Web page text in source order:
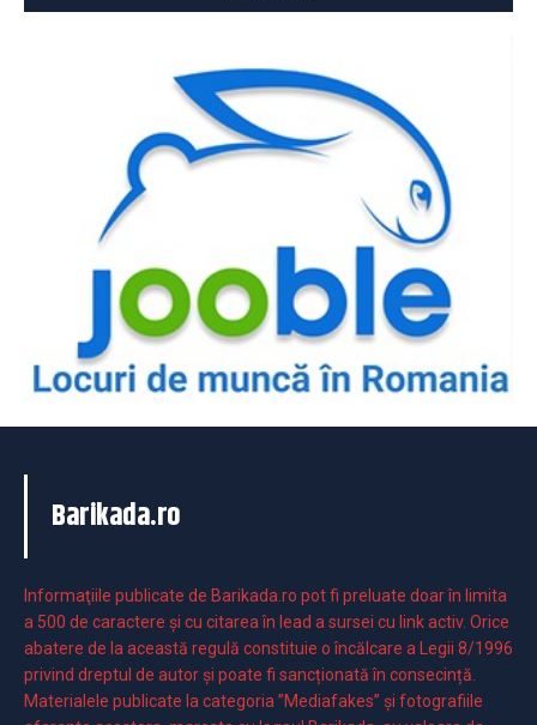
Barikada.ro
Informaţiile publicate de Barikada.ro pot fi preluate doar în limita
a 500 de caractere şi cu citarea în lead a sursei cu link activ. Orice
abatere de la această regulă constituie o încălcare a Legii 8/1996
privind dreptul de autor și poate fi sancționată în consecință.
Materialele publicate la categoria ”Mediafakes” și fotografiile